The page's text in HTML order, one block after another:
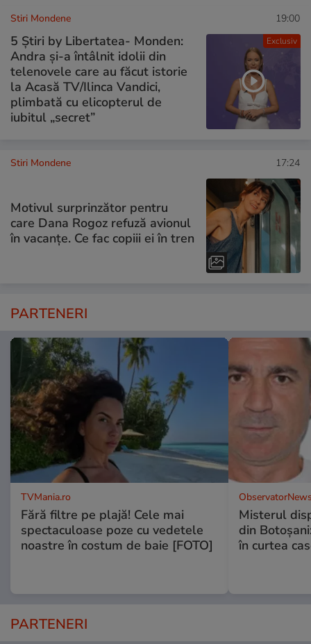
Exclusiv
Stiri Mondene 19:00
5 Știri by Libertatea- Monden:
Andra și-a întâlnit idolii din
telenovele care au făcut istorie
la Acasă TV/Ilinca Vandici,
plimbată cu elicopterul de
iubitul „secret”
Stiri Mondene 17:24
Motivul surprinzător pentru
care Dana Rogoz refuză avionul
în vacanțe. Ce fac copiii ei în tren
PARTENERI
TVMania.ro
Fără filtre pe plajă! Cele mai
spectaculoase poze cu vedetele
noastre în costum de baie [FOTO]
Misterul
din
în curtea
PARTENERI